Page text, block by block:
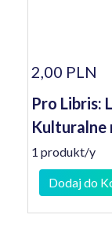
2,00 PLN
Pro Libris:
Kulturalne
1 produkt/y
Dodaj do